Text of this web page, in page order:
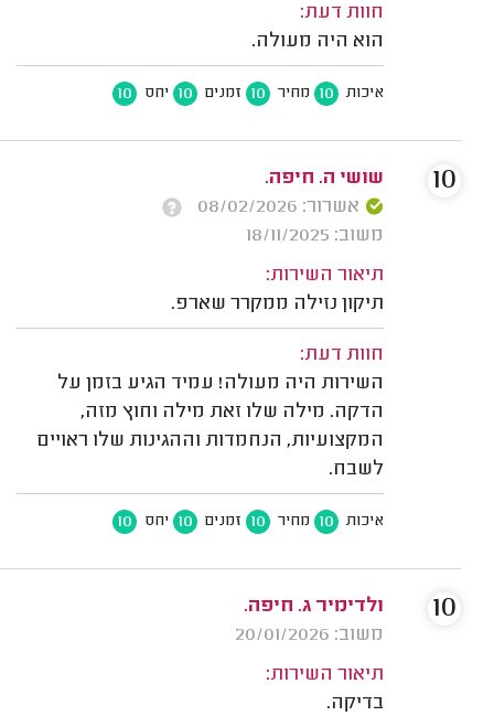
חוות דעת:
הוא היה מעולה.
איכות 10 מחיר 10 זמנים 10 יחס 10
שושי ה. חיפה.
אשרור: 08/02/2026
משוב: 18/11/2025
תיאור השירות:
תיקון נזילה ממקרר שארפ.
חוות דעת:
השירות היה מעולה! עמיד הגיע בזמן על
הדקה. מילה שלו זאת מילה וחוץ מזה,
המקצועיות, הנחמדות וההגינות שלו ראויים
לשבח.
איכות 10 מחיר 10 זמנים 10 יחס 10
10
ולדימיר ג. חיפה.
משוב: 20/01/2026
תיאור השירות:
בדיקה.
10